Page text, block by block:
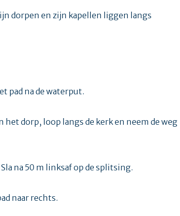
dorpen en zijn kapellen liggen langs
pad na de waterput.
dorp, loop langs de kerk en neem de weg
na 50 m linksaf op de splitsing.
naar rechts.